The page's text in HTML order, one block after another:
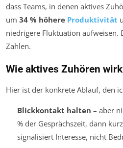
dass Teams, in denen aktives
um 34 % höhere Produktivität
niedrigere Fluktuation aufweisen.
Zahlen.
Wie aktives Zuhören
Hier ist der konkrete Ablauf, den
Blickkontakt halten – aber
% der Gesprächszeit, dann
signalisiert Interesse, nicht